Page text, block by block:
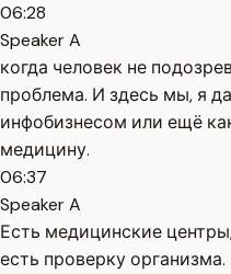
06:28
Speaker A
когда человек не
проблема. И здесь мы, я
инфобизнесом или ещё
медицину.
06:37
Speaker A
Есть медицинские
есть проверку